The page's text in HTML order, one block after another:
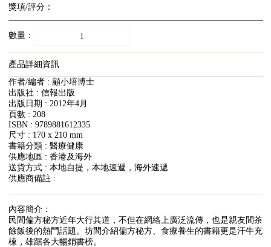
獎項/評分：
數量：
產品詳細資訊
作者/編者 : 顧小培博士
出版社 : 信報出版
出版日期 : 2012年4月
頁數 : 208
ISBN : 9789881612335
尺寸 : 170 x 210 mm
書籍分類 : 醫療健康
供應地區 : 香港及海外
送貨方式 : 本地自提，本地速遞，海外速遞
供應商備註 :
內容簡介：
民間偏方秘方近年大行其道，不但在網絡上廣泛流傳，也是親友間茶
餘飯後的熱門話題。坊間介紹偏方秘方、食療養生的書籍更是汗牛充
棟，雄踞各大暢銷書榜。